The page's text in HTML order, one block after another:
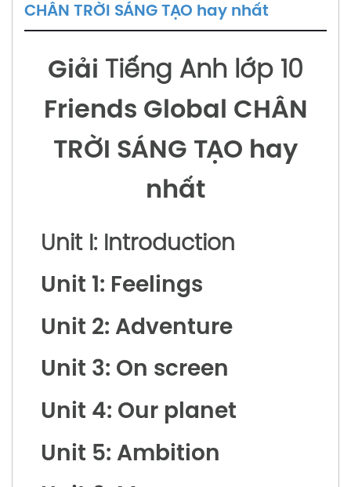
CHÂN TRỜI SÁNG TẠO hay nhất
Giải Tiếng Anh lớp 10
Friends Global CHÂN
TRỜI SÁNG TẠO hay
nhất
Unit I: Introduction
Unit 1: Feelings
Unit 2: Adventure
Unit 3: On screen
Unit 4: Our planet
Unit 5: Ambition